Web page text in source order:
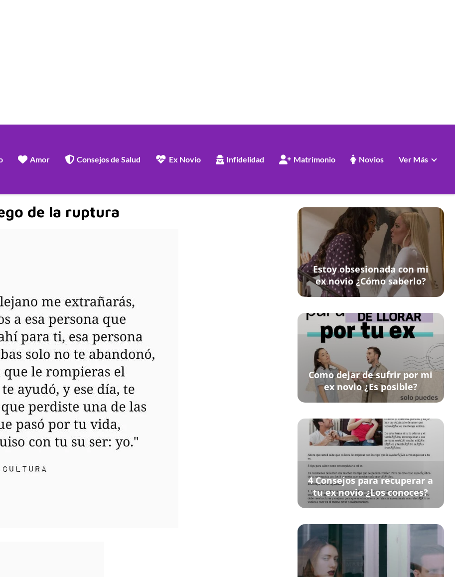
Amor Consejos de Salud Ex Novio Infidelidad Matrimonio Novios Ver Más
de la ruptura
Estoy obsesionada con mi
ex novio ¿Cómo saberlo?
Como dejar de sufrir por mi
ex novio ¿Es posible?
4 Consejos para recuperar a
tu ex novio ¿Los conoces?